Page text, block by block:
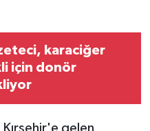
karaciğer
için donör
gelen